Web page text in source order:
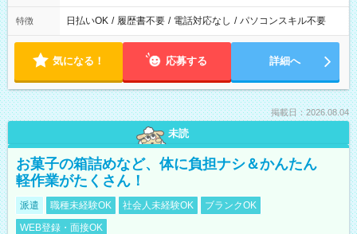
特徴 日払いOK / 履歴書不要 / 電話対応なし / パソコンスキル不要
気になる！ 応募する 詳細へ
掲載日：2026.08.04
未読
お菓子の箱詰めなど、体に負担ナシ＆かんたん
軽作業がたくさん！
派遣 職種未経験OK 社会人未経験OK
ブランクOK
WEB登録・面接OK